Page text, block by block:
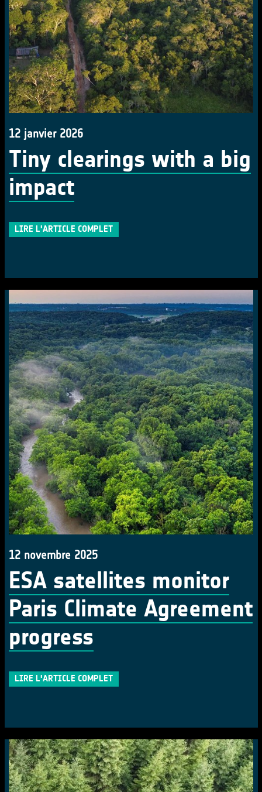
12 janvier 2026
Tiny clearings with a big
impact
LIRE L'ARTICLE COMPLET
12 novembre 2025
ESA satellites monitor
Paris Climate Agreement
progress
LIRE L'ARTICLE COMPLET